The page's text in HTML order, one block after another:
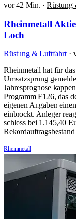
vor 42 Min. · Rüstung
Rheinmetall
Loch
Rüstung & Luftfahrt ·
Rheinmetall hat für
Umsatzsprung
Jahresprognose
Programm F126, das
eigenen Angaben
einbrockt. Anleger
schloss bei 1.145,40
Rheinmetall